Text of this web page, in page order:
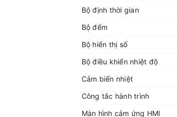
Bộ định thời gian
Bộ đếm
Bộ hiển thị số
Bộ điều khiển nhiệt độ
Cảm biến nhiệt
Công tắc hành trình
Màn hình cảm ứng HMI